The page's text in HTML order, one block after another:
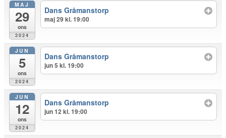
MAJ
29
ons
2024
Dans Gråmanstorp
maj 29 kl. 19:00
JUN
5
ons
2024
Dans Gråmanstorp
jun 5 kl. 19:00
JUN
12
ons
2024
Dans Gråmanstorp
jun 12 kl. 19:00